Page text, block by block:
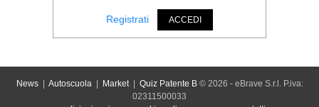
Registrati ACCEDI
News| Autoscuola| Market| Quiz Patente B© 2026 - eBrave S.r.l. P.iva:
02311500033